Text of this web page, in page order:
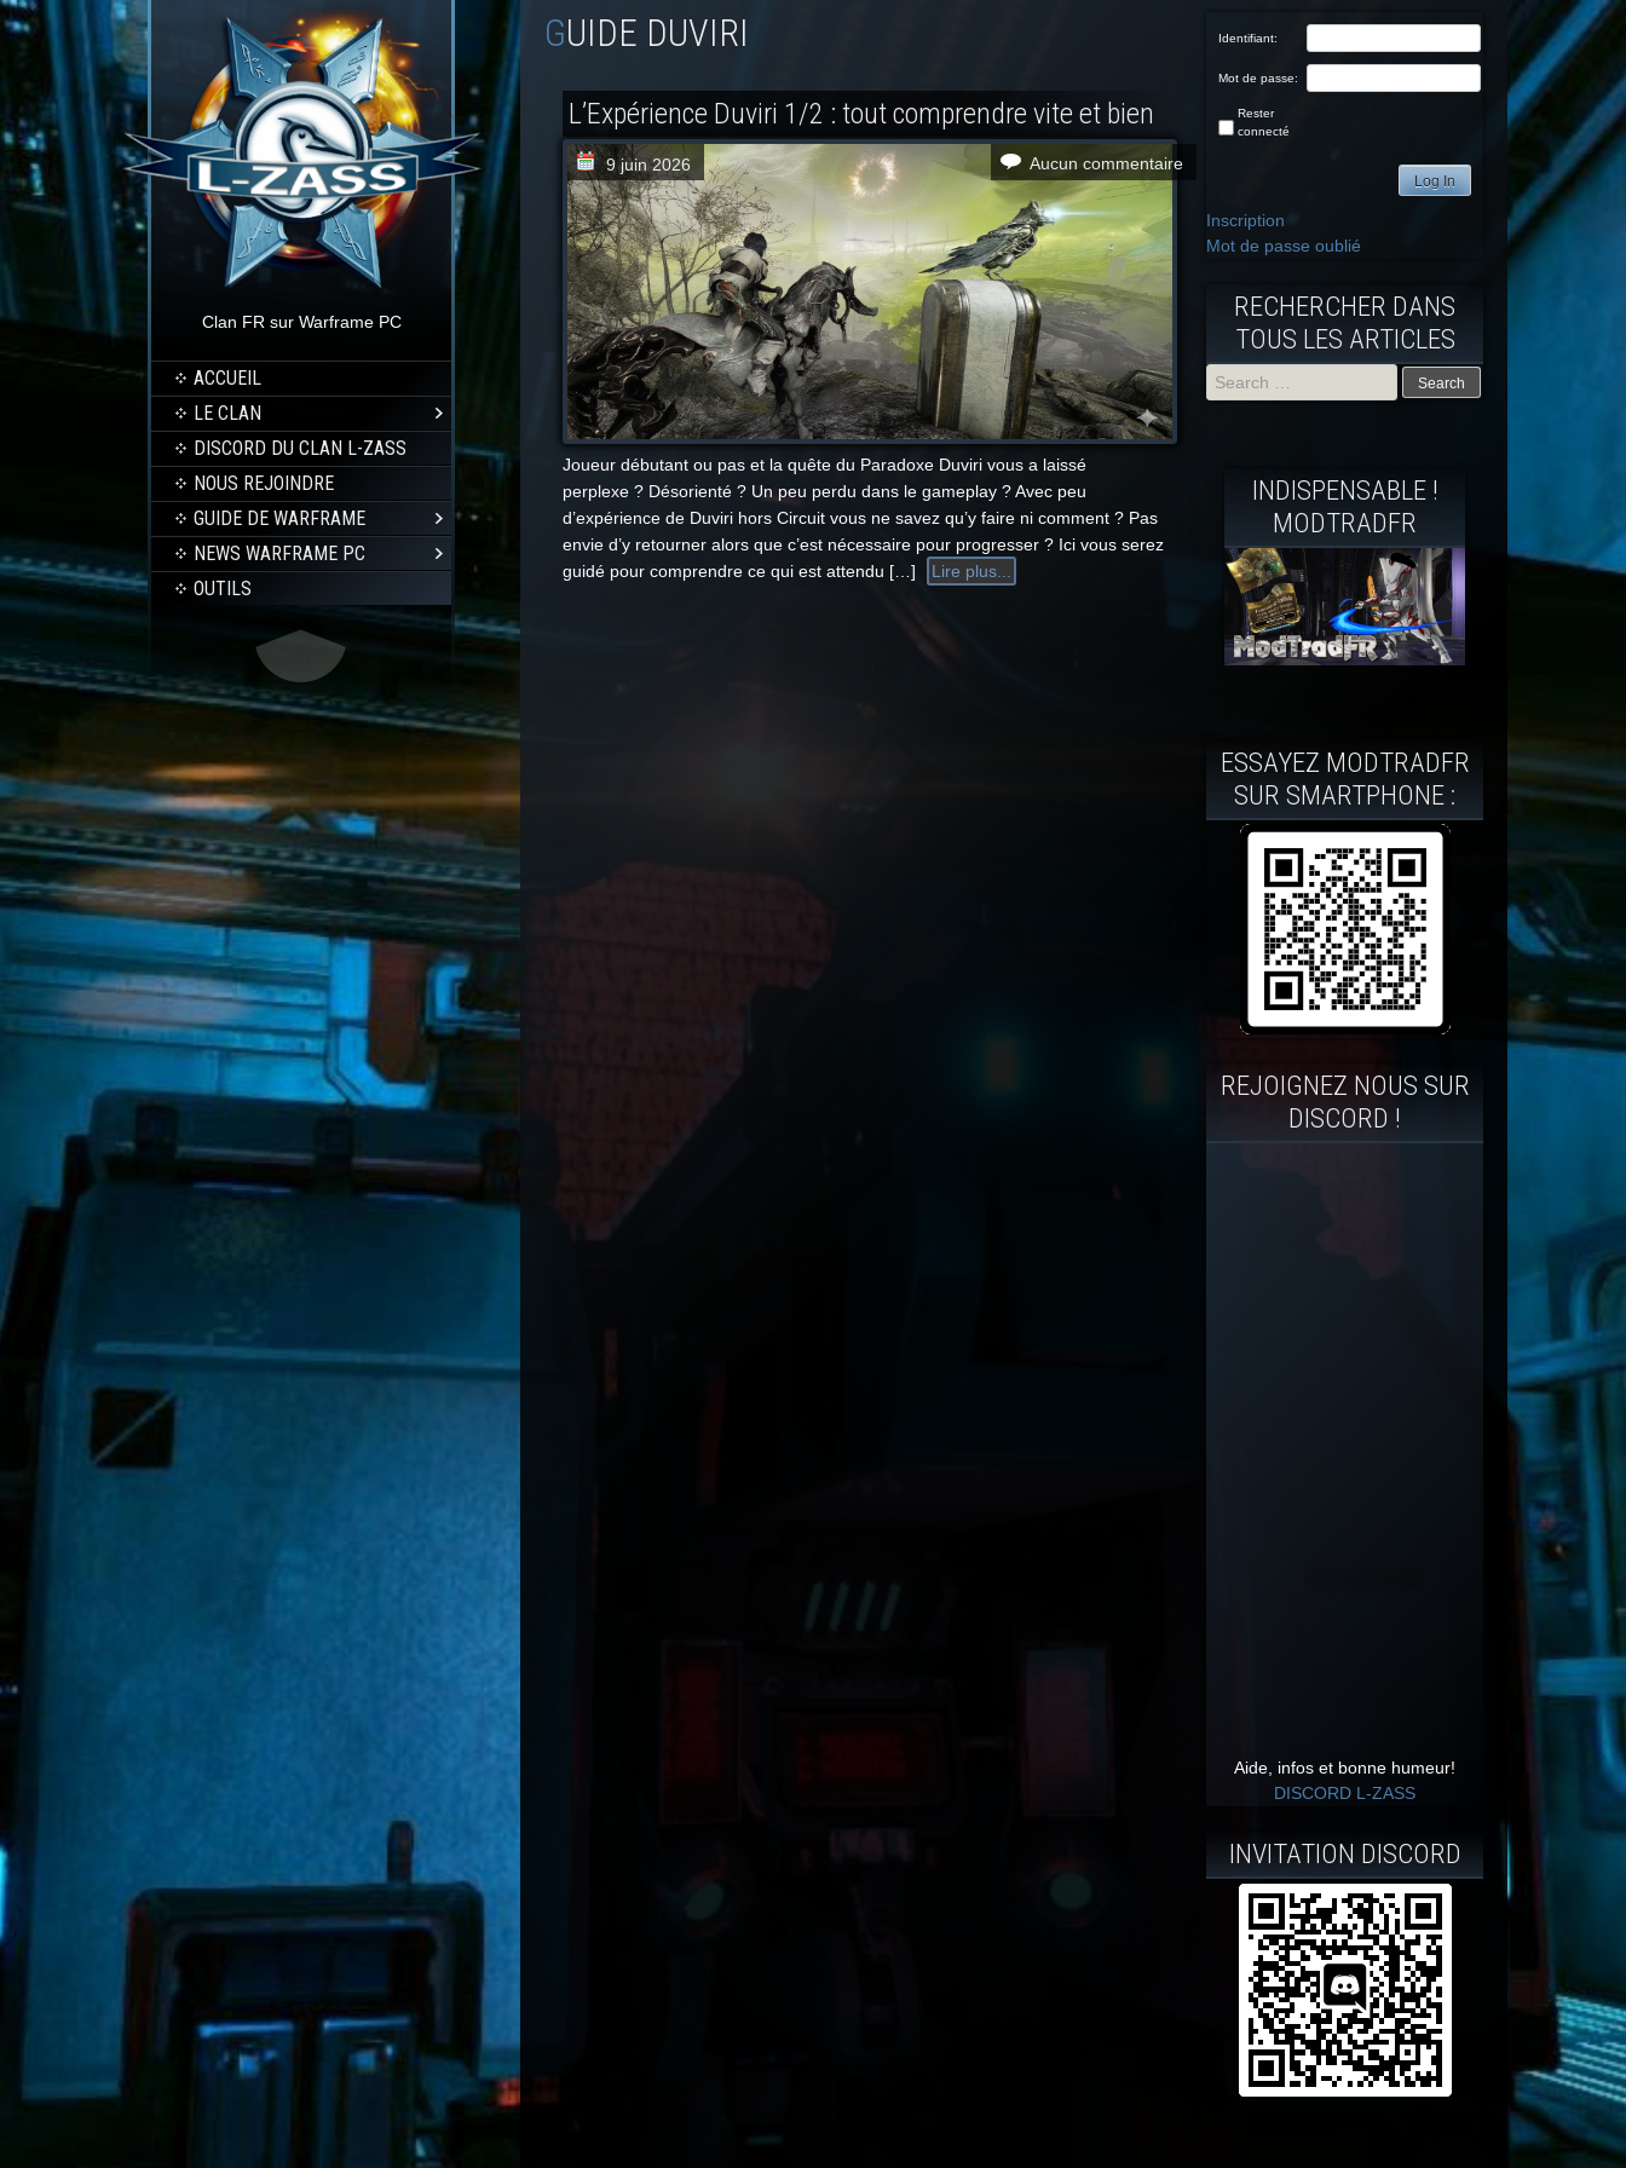
Clan FR sur Warframe PC
ACCUEIL
LE CLAN
DISCORD DU CLAN L-ZASS
NOUS REJOINDRE
GUIDE DE WARFRAME
NEWS WARFRAME PC
OUTILS
GUIDE DUVIRI
L’Expérience Duviri 1/2 : tout comprendre vite et bien
9 juin 2026 Aucun commentaire
Joueur débutant ou pas et la quête du Paradoxe Duviri vous a laissé
perplexe ? Désorienté ? Un peu perdu dans le gameplay ? Avec peu
d’expérience de Duviri hors Circuit vous ne savez qu’y faire ni comment ? Pas
envie d’y retourner alors que c’est nécessaire pour progresser ? Ici vous serez
guidé pour comprendre ce qui est attendu […]
Lire plus...
Identifiant:
Mot de passe:
Rester
connecté
Log In
Inscription
Mot de passe oublié
RECHERCHER DANS
TOUS LES ARTICLES
INDISPENSABLE !
MODTRADFR
ESSAYEZ MODTRADFR
SUR SMARTPHONE :
REJOIGNEZ NOUS SUR
DISCORD !
Aide, infos et bonne humeur!
DISCORD L-ZASS
INVITATION DISCORD